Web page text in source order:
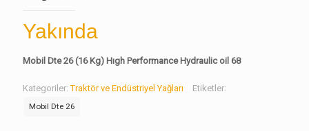
Yakında
Mobil Dte 26 (16 Kg) Hıgh Performance Hydraulic oil 68
Kategoriler:Traktör ve Endüstriyel Yağları Etiketler:
Mobil Dte 26